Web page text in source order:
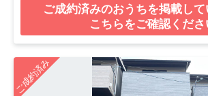
ご成約済みのおうちを掲載し
こちらをご確認くださ
ご成約済み